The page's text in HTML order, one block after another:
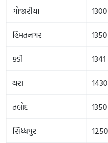
ગોજારીયા 1300
હિમતનગર 1350
કડી 1341
થરા 1430
તલોદ 1350
સિધ્ધપુર 1250